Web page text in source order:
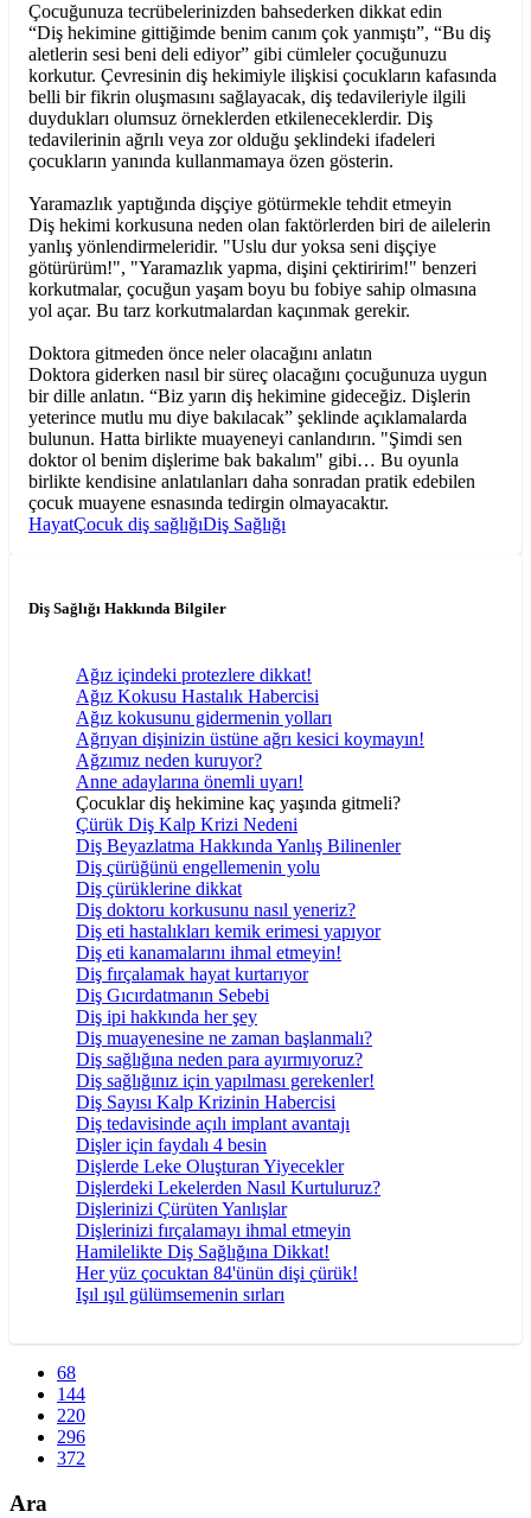
Çocuğunuza tecrübelerinizden bahsederken dikkat edin
“Diş hekimine gittiğimde benim canım çok yanmıştı”, “Bu diş
aletlerin sesi beni deli ediyor” gibi cümleler çocuğunuzu
korkutur. Çevresinin diş hekimiyle ilişkisi çocukların kafasında
belli bir fikrin oluşmasını sağlayacak, diş tedavileriyle ilgili
duydukları olumsuz örneklerden etkileneceklerdir. Diş
tedavilerinin ağrılı veya zor olduğu şeklindeki ifadeleri
çocukların yanında kullanmamaya özen gösterin.
Yaramazlık yaptığında dişçiye götürmekle tehdit etmeyin
Diş hekimi korkusuna neden olan faktörlerden biri de ailelerin
yanlış yönlendirmeleridir. "Uslu dur yoksa seni dişçiye
götürürüm!", "Yaramazlık yapma, dişini çektiririm!" benzeri
korkutmalar, çocuğun yaşam boyu bu fobiye sahip olmasına
yol açar. Bu tarz korkutmalardan kaçınmak gerekir.
Doktora gitmeden önce neler olacağını anlatın
Doktora giderken nasıl bir süreç olacağını çocuğunuza uygun
bir dille anlatın. “Biz yarın diş hekimine gideceğiz. Dişlerin
yeterince mutlu mu diye bakılacak” şeklinde açıklamalarda
bulunun. Hatta birlikte muayeneyi canlandırın. "Şimdi sen
doktor ol benim dişlerime bak bakalım" gibi… Bu oyunla
birlikte kendisine anlatılanları daha sonradan pratik edebilen
çocuk muayene esnasında tedirgin olmayacaktır.
HayatÇocuk diş sağlığıDiş Sağlığı
Diş Sağlığı Hakkında Bilgiler
Ağız içindeki protezlere dikkat!
Ağız Kokusu Hastalık Habercisi
Ağız kokusunu gidermenin yolları
Ağrıyan dişinizin üstüne ağrı kesici koymayın!
Ağzımız neden kuruyor?
Anne adaylarına önemli uyarı!
Çocuklar diş hekimine kaç yaşında gitmeli?
Çürük Diş Kalp Krizi Nedeni
Diş Beyazlatma Hakkında Yanlış Bilinenler
Diş çürüğünü engellemenin yolu
Diş çürüklerine dikkat
Diş doktoru korkusunu nasıl yeneriz?
Diş eti hastalıkları kemik erimesi yapıyor
Diş eti kanamalarını ihmal etmeyin!
Diş fırçalamak hayat kurtarıyor
Diş Gıcırdatmanın Sebebi
Diş ipi hakkında her şey
Diş muayenesine ne zaman başlanmalı?
Diş sağlığına neden para ayırmıyoruz?
Diş sağlığınız için yapılması gerekenler!
Diş Sayısı Kalp Krizinin Habercisi
Diş tedavisinde açılı implant avantajı
Dişler için faydalı 4 besin
Dişlerde Leke Oluşturan Yiyecekler
Dişlerdeki Lekelerden Nasıl Kurtuluruz?
Dişlerinizi Çürüten Yanlışlar
Dişlerinizi fırçalamayı ihmal etmeyin
Hamilelikte Diş Sağlığına Dikkat!
Her yüz çocuktan 84'ünün dişi çürük!
Işıl ışıl gülümsemenin sırları
68
144
220
296
372
Ara